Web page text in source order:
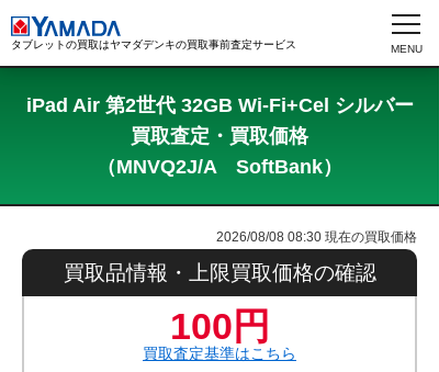
タブレットの買取はヤマダデンキの買取事前査定サービス
iPad Air 第2世代 32GB Wi-Fi+Cel シルバー
買取査定・買取価格
（MNVQ2J/A SoftBank）
2026/08/08 08:30 現在の買取価格
買取品情報・上限買取価格の確認
100円
買取査定基準はこちら